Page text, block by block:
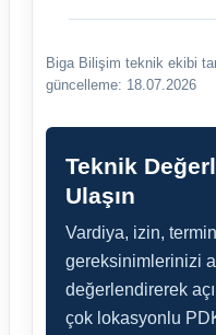
Biga Bilişim teknik ekibi
güncelleme: 18.07.2026
Teknik
Ulaşın
Vardiya, izin,
gereksinimlerinizi
değerlendirerek
çok lokasyonlu